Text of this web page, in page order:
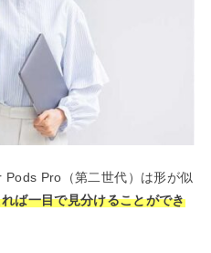
Pro（第二世代）は形が似
ば一目で見分けることができ